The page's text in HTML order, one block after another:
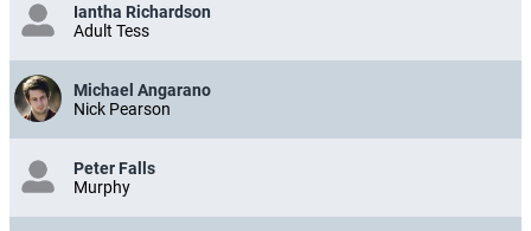
Iantha Richardson
Adult Tess
Michael Angarano
Nick Pearson
Peter Falls
Murphy